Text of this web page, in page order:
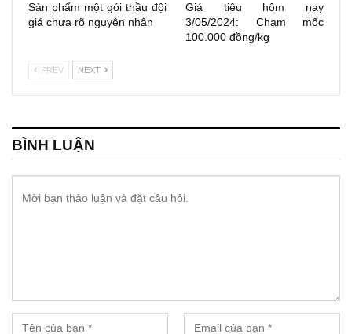
Sản phẩm một gói thầu đội
giá chưa rõ nguyên nhân
Giá tiêu hôm nay
3/05/2024: Chạm mốc
100.000 đồng/kg
PREV NEXT
BÌNH LUẬN